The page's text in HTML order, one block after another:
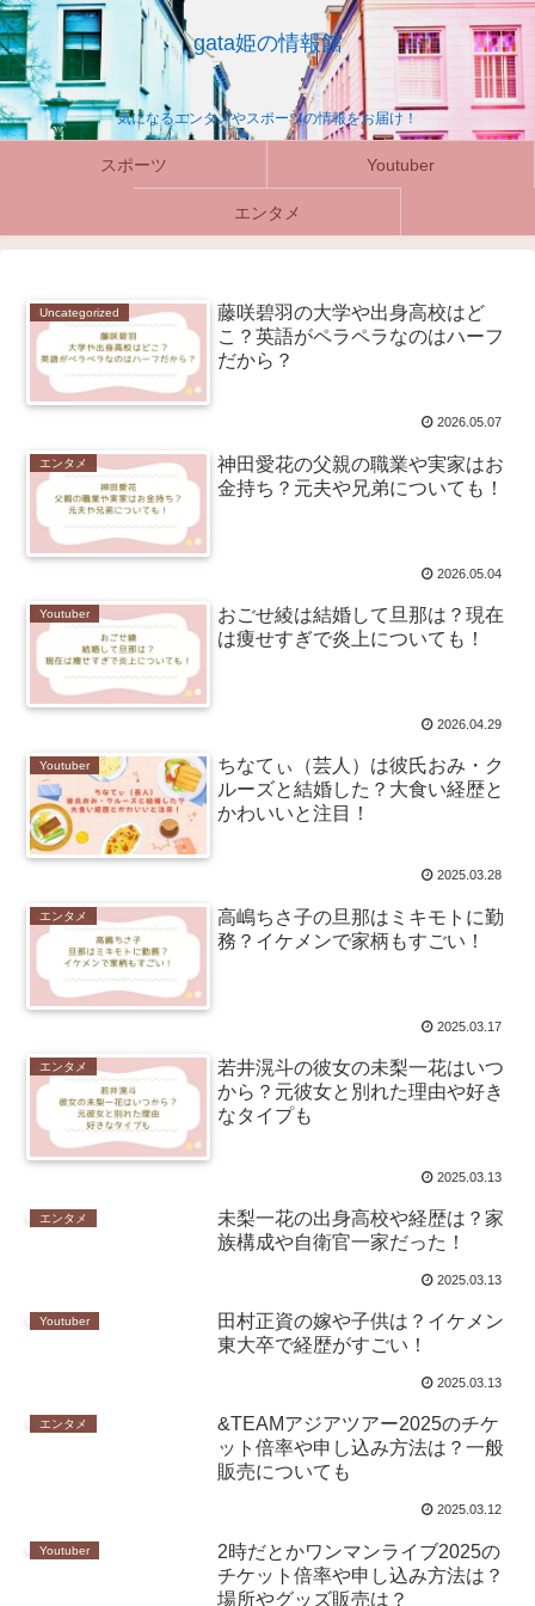
gata姫の情報館
気になるエンタメやスポーツの情報をお届け！
スポーツ Youtuber
エンタメ
Uncategorized
藤咲碧羽の大学や出身高校はど
こ？英語がペラペラなのはハーフ
だから？
2026.05.07
エンタメ
神田愛花の父親の職業や実家はお
金持ち？元夫や兄弟についても！
2026.05.04
Youtuber
おごせ綾は結婚して旦那は？現在
は痩せすぎで炎上についても！
2026.04.29
Youtuber
ちなてぃ（芸人）は彼氏おみ・ク
ルーズと結婚した？大食い経歴と
かわいいと注目！
2025.03.28
エンタメ
高嶋ちさ子の旦那はミキモトに勤
務？イケメンで家柄もすごい！
2025.03.17
エンタメ
若井滉斗の彼女の未梨一花はいつ
から？元彼女と別れた理由や好き
なタイプも
2025.03.13
エンタメ
未梨一花の出身高校や経歴は？家
族構成や自衛官一家だった！
2025.03.13
Youtuber
田村正資の嫁や子供は？イケメン
東大卒で経歴がすごい！
2025.03.13
エンタメ
&TEAMアジアツアー2025のチケ
ット倍率や申し込み方法は？一般
販売についても
2025.03.12
Youtuber
2時だとかワンマンライブ2025の
チケット倍率や申し込み方法は？
場所やグッズ販売は？